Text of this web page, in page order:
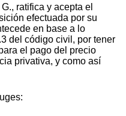
ratifica y acepta el
efectuada por su
en base a lo
del código civil, por tener
el pago del precio
privativa, y como así